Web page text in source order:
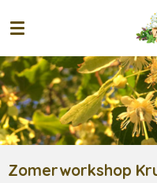
Ga
direct
naar
de
hoofdinhoud
Zomerworkshop